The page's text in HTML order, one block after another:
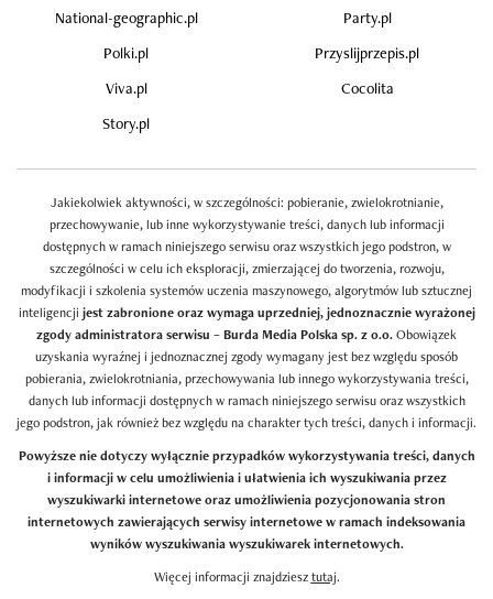
National-geographic.pl
Party.pl
Polki.pl
Przyslijprzepis.pl
Viva.pl
Cocolita
Story.pl
Jakiekolwiek aktywności, w szczególności: pobieranie, zwielokrotnianie,
przechowywanie, lub inne wykorzystywanie treści, danych lub informacji
dostępnych w ramach niniejszego serwisu oraz wszystkich jego podstron, w
szczególności w celu ich eksploracji, zmierzającej do tworzenia, rozwoju,
modyfikacji i szkolenia systemów uczenia maszynowego, algorytmów lub sztucznej
inteligencji jest zabronione oraz wymaga uprzedniej, jednoznacznie wyrażonej
zgody administratora serwisu – Burda Media Polska sp. z o.o.Obowiązek
uzyskania wyraźnej i jednoznacznej zgody wymagany jest bez względu sposób
pobierania, zwielokrotniania, przechowywania lub innego wykorzystywania treści,
danych lub informacji dostępnych w ramach niniejszego serwisu oraz wszystkich
jego podstron, jak również bez względu na charakter tych treści, danych i informacji.
Powyższe nie dotyczy wyłącznie przypadków wykorzystywania treści, danych
i informacji w celu umożliwienia i ułatwienia ich wyszukiwania przez
wyszukiwarki internetowe oraz umożliwienia pozycjonowania stron
internetowych zawierających serwisy internetowe w ramach indeksowania
wyników wyszukiwania wyszukiwarek internetowych.
Więcej informacji znajdziesztutaj.